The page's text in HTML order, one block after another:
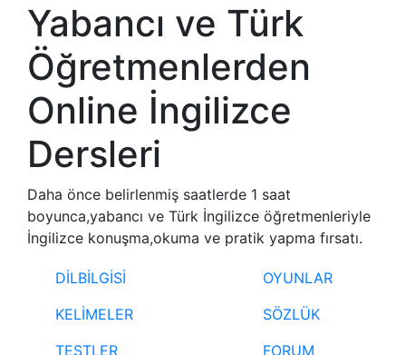
Yabancı ve Türk
Öğretmenlerden
Online İngilizce
Dersleri
Daha önce belirlenmiş saatlerde 1 saat
boyunca,yabancı ve Türk İngilizce öğretmenleriyle
İngilizce konuşma,okuma ve pratik yapma fırsatı.
DİLBİLGİSİ
KELİMELER
TESTLER
OYUNLAR
SÖZLÜK
FORUM